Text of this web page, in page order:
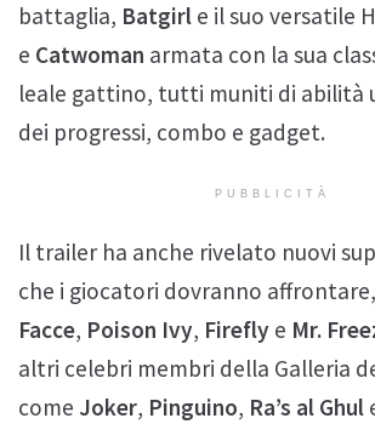
battaglia, Batgirl e il suo versatile
e Catwoman armata con la sua
leale gattino, tutti muniti di abilità
dei progressi, combo e gadget.
PUBBLICITÀ
Il trailer ha anche rivelato nuovi
che i giocatori dovranno
Facce, Poison Ivy, Firefly e Mr.
altri celebri membri della Galleria
come Joker, Pinguino, Ra’s al Ghul